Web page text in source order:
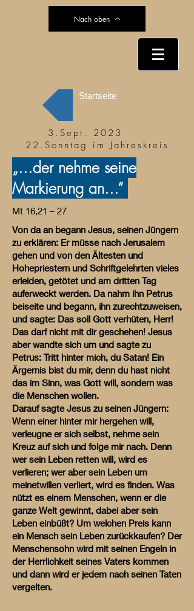
Nach oben
Startseite
3.Sept. 2023
22.Sonntag im Jahreskreis
„...der nehme seine
Markierung an...“
Mt 16,21 – 27
Von da an begann Jesus, seinen Jüngern
zu erklären: Er müsse nach Jerusalem
gehen und von den Ältesten und
Hohepriestern und Schriftgelehrten vieles
erleiden, getötet und am dritten Tag
auferweckt werden. Da nahm ihn Petrus
beiseite und begann, ihn zurechtzuweisen,
und sagte: Das soll Gott verhüten, Herr!
Das darf nicht mit dir geschehen! Jesus
aber wandte sich um und sagte zu
Petrus: Tritt hinter mich, du Satan! Ein
Ärgernis bist du mir, denn du hast nicht
das im Sinn, was Gott will, sondern was
die Menschen wollen.
Darauf sagte Jesus zu seinen Jüngern:
Wenn einer hinter mir hergehen will,
verleugne er sich selbst, nehme sein
Kreuz auf sich und folge mir nach. Denn
wer sein Leben retten will, wird es
verlieren; wer aber sein Leben um
meinetwillen verliert, wird es finden. Was
nützt es einem Menschen, wenn er die
ganze Welt gewinnt, dabei aber sein
Leben einbüßt? Um welchen Preis kann
ein Mensch sein Leben zurückkaufen? Der
Menschensohn wird mit seinen Engeln in
der Herrlichkeit seines Vaters kommen
und dann wird er jedem nach seinen Taten
vergelten.